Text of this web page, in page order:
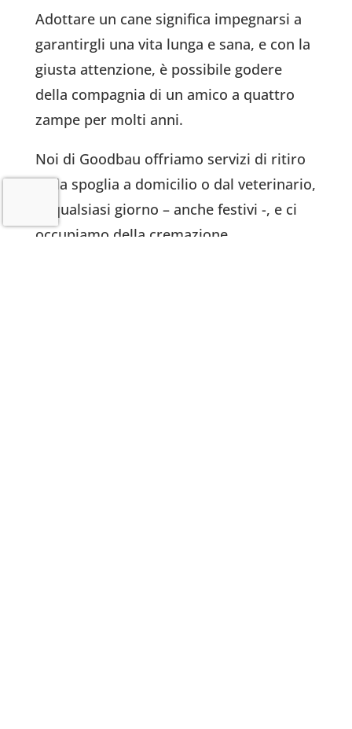
Adottare un cane significa impegnarsi a
garantirgli una vita lunga e sana, e con la
giusta attenzione, è possibile godere
della compagnia di un amico a quattro
zampe per molti anni.
Noi di Goodbau offriamo servizi di ritiro
della spoglia a domicilio o dal veterinario,
in qualsiasi giorno – anche festivi -, e ci
occupiamo della cremazione,